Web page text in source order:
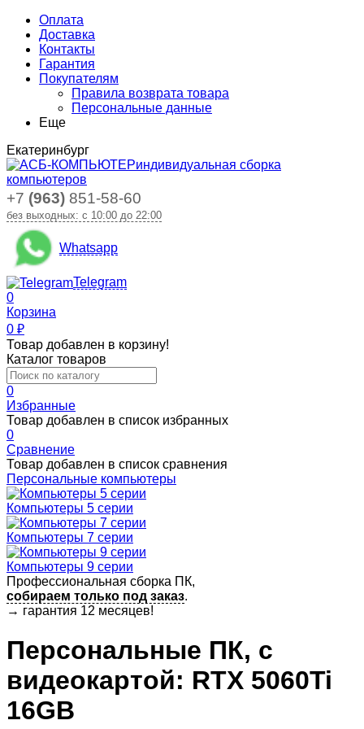
Оплата
Доставка
Контакты
Гарантия
Покупателям
Правила возврата товара
Персональные данные
Еще
Екатеринбург
индивидуальная сборка
компьютеров
+7 (963) 851-58-60
без выходных: с 10:00 до 22:00
Whatsapp
Telegram
0
Корзина
0 ₽
Товар добавлен в корзину!
Каталог товаров
0
Избранные
Товар добавлен в список избранных
0
Сравнение
Товар добавлен в список сравнения
Персональные компьютеры
Компьютеры 5 серии
Компьютеры 7 серии
Компьютеры 9 серии
Профессиональная сборка ПК,
собираем только под заказ.
→ гарантия 12 месяцев!
Персональные ПК, c
видеокартой: RTX 5060Ti
16GB